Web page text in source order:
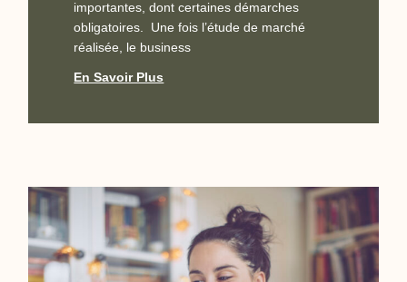
importantes, dont certaines démarches
obligatoires. Une fois l’étude de marché
réalisée, le business
En Savoir Plus